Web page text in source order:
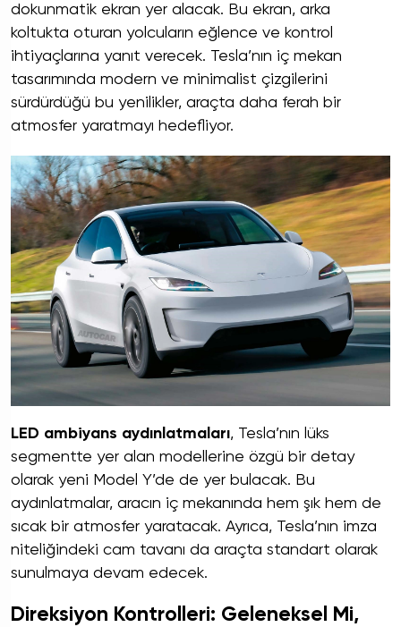
dokunmatik ekran yer alacak. Bu ekran, arka
koltukta oturan yolcuların eğlence ve kontrol
ihtiyaçlarına yanıt verecek. Tesla’nın iç mekan
tasarımında modern ve minimalist çizgilerini
sürdürdüğü bu yenilikler, araçta daha ferah bir
atmosfer yaratmayı hedefliyor.
LED ambiyans aydınlatmaları, Tesla’nın lüks
segmentte yer alan modellerine özgü bir detay
olarak yeni Model Y’de de yer bulacak. Bu
aydınlatmalar, aracın iç mekanında hem şık hem de
sıcak bir atmosfer yaratacak. Ayrıca, Tesla’nın imza
niteliğindeki cam tavanı da araçta standart olarak
sunulmaya devam edecek.
Direksiyon Kontrolleri: Geleneksel Mi,